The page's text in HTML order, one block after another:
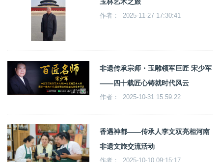
作者： 2025-11-27 17:30:41
非遗传承宗师・玉雕领军巨匠 宋少军
——四十载匠心铸就时代风云
作者： 2025-10-31 15:59:22
香遇神都——传承人李文双亮相河南
非遗文旅交流活动
作者： 2025-10-10 09:15:17